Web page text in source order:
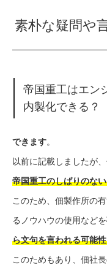
素朴な疑問や
帝国重工はエン
内製化できる？
できます。
以前に記載しましたが
帝国重工のしばりのな
このため、佃製作所の
るノウハウの使用などを
ら文句を言われる可能
このためもあり、佃社